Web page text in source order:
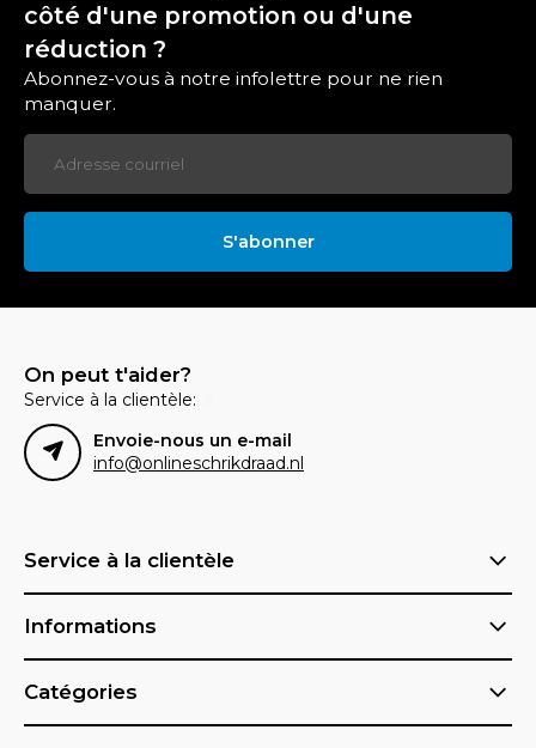
côté d'une promotion ou d'une
réduction ?
Abonnez-vous à notre infolettre pour ne rien
manquer.
S'abonner
On peut t'aider?
Service à la clientèle:
Envoie-nous un e-mail
info@onlineschrikdraad.nl
Service à la clientèle
Informations
Catégories